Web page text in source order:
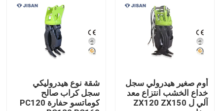
أوم صغير هيدرولي سجل
خداع الخشب انتزاع معد
آلي ل ZX120 ZX150
شقة نوع هيدروليكي
سجل كراب صالح
كوماتسو حفارة PC120